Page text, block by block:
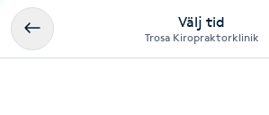
Välj tid
Trosa Kiropraktorklinik